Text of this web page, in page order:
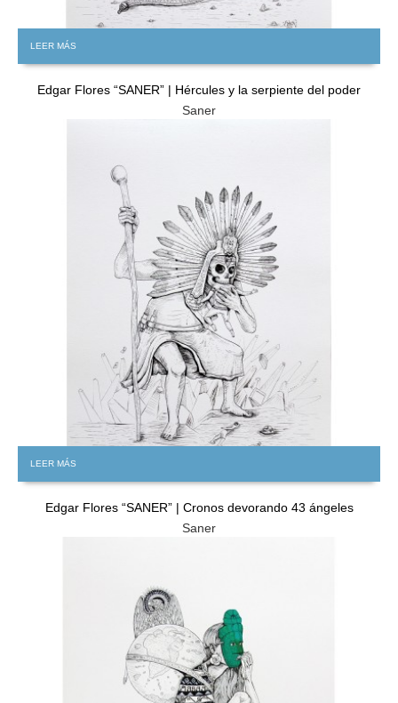
LEER MÁS
Edgar Flores “SANER” | Hércules y la serpiente del poder
Saner
LEER MÁS
Edgar Flores “SANER” | Cronos devorando 43 ángeles
Saner